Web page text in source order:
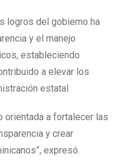
logros del gobierno ha
y el manejo
estableciendo
a elevar los
estatal.
orientada a fortalecer las
y crear
expresó.